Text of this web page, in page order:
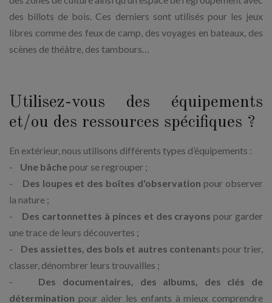
des billots de bois. Ces derniers sont utilisés pour les jeux
libres comme des feux de camp, des voyages en bateaux, des
scènes de théâtre, des tambours…
Utilisez-vous des équipements
et/ou des ressources spécifiques ?
En extérieur, nous utilisons différents types d’équipements :
- Une bâche pour se regrouper ;
- Des loupes et des boîtes d'observation pour observer
la nature ;
- Des cartonnettes à pinces et des crayons pour garder
une trace de leurs découvertes ;
- Des assiettes, des bols et autres contenants pour trier,
classer, dénombrer leurs trouvailles ;
- Des documentaires, des albums, des clés de
détermination pour aider les enfants à mieux comprendre